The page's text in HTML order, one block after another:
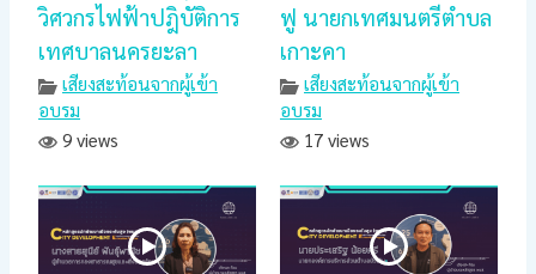
วิศวกรไฟฟ้าปฎิบัติการ
เทศบาลนครยะลา
เสียงสะท้อนจากผู้เข้า
อบรม
9 views
ฟู นายกเทศมนตรีตำบล
เกาะคา
เสียงสะท้อนจากผู้เข้า
อบรม
17 views